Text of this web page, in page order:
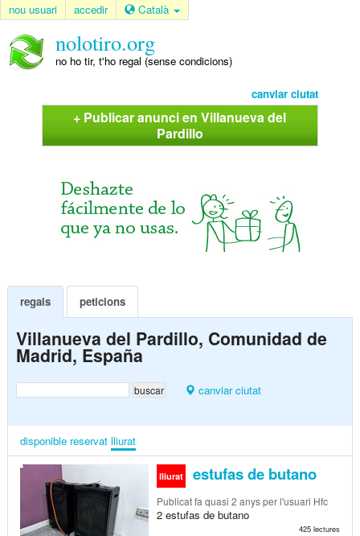
nou usuari accedir Català
nolotiro.org
no ho tir, t'ho regal (sense condicions)
canviar ciutat
+ Publicar anunci en Villanueva del
Pardillo
regals peticions
Villanueva del Pardillo, Comunidad de
Madrid, España
canviar ciutat
disponible reservat lliurat
lliurat estufas de butano
Publicatfa quasi 2 anysper l'usuari Hfc
2 estufas de butano
425 lectures